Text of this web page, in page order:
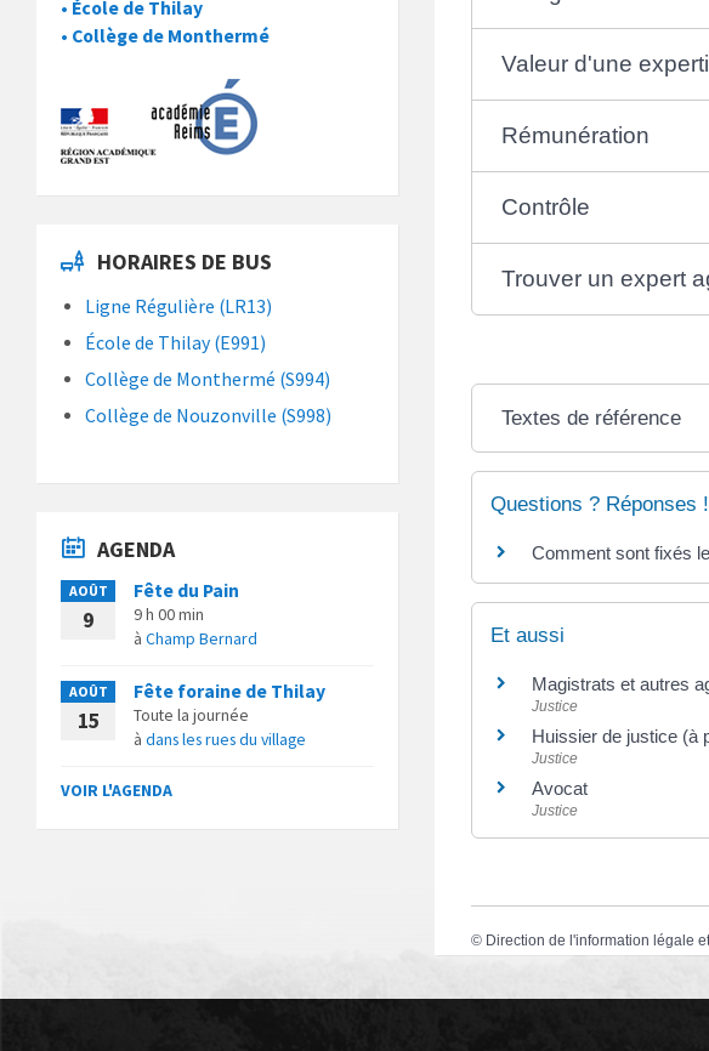
Valeur d'une
Rémunération
Contrôle
Trouver un expert
Textes de référence
Questions ? Réponses !
Comment sont fixés
Et aussi
Magistrats et autres
Justice
Huissier de justice (à
Justice
Avocat
Justice
© Direction de l'information légale
• École de Thilay
• Collège de Monthermé
HORAIRES DE BUS
Ligne Régulière (LR13)
École de Thilay (E991)
Collège de Monthermé (S994)
Collège de Nouzonville (S998)
AGENDA
AOÛT
9
Fête du Pain
9 h 00 min
à Champ Bernard
AOÛT
15
Fête foraine de Thilay
Toute la journée
à dans les rues du village
VOIR L'AGENDA